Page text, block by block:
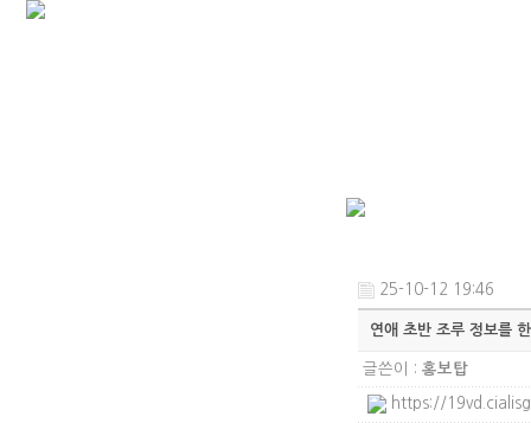
25-10-12 19:46
연애 초반 조루 정보를
글쓴이 : 홍보탑
https://